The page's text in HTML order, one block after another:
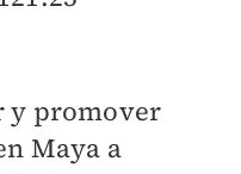
y promover
Maya a